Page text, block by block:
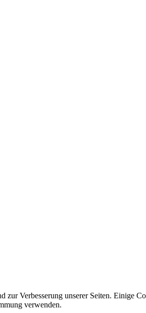
Verbesserung unserer Seiten. Einige
verwenden.